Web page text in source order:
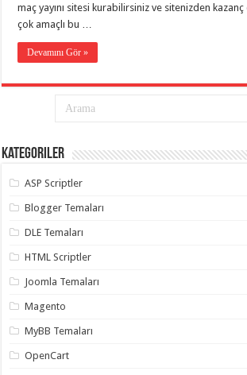
taşımacılık,
gaziantep
taşımacılık,
evden
taşımacılık,
gaziantep
taşıma,
evden
taşımacılık,
gaziantep
organizasyon
gaziantep
organizasyon,
gaziantep
organizasyon
gaziantep
gaziantep
gaziantep
maç yayını sitesi kurabilirsiniz ve sitenizden
çok amaçlı bu …
Devamını Gör »
Kategoriler
ASP Scriptler
Blogger Temaları
DLE Temaları
HTML Scriptler
Joomla Temaları
Magento
MyBB Temaları
OpenCart